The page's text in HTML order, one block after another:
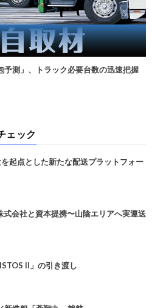
予測」、トラック必要台数の迅速把握
ェック
起点とした新たな配送プラットフォー
会社と資本提携〜山陰エリアへ実運送
II」の引き渡し